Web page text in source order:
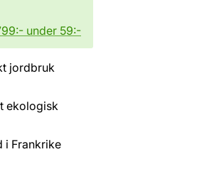
under 59:-
jordbruk
ekologisk
i Frankrike